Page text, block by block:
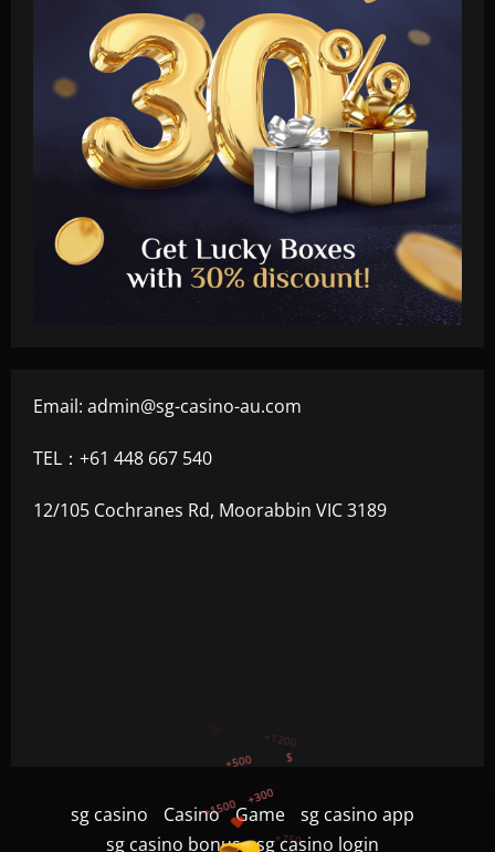
Email: admin@sg-casino-au.com
TEL：+61 448 667 540
12/105 Cochranes Rd, Moorabbin VIC 3189
sg casino Casino Game
sg casino app
sg casino bonus
sg casino login
+300
+1200
$